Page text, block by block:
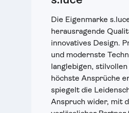
Die Eigenmarke
herausragende
innovatives Design.
und modernste
langlebigen,
höchste Ansprüche
spiegelt die
Anspruch wider, mit